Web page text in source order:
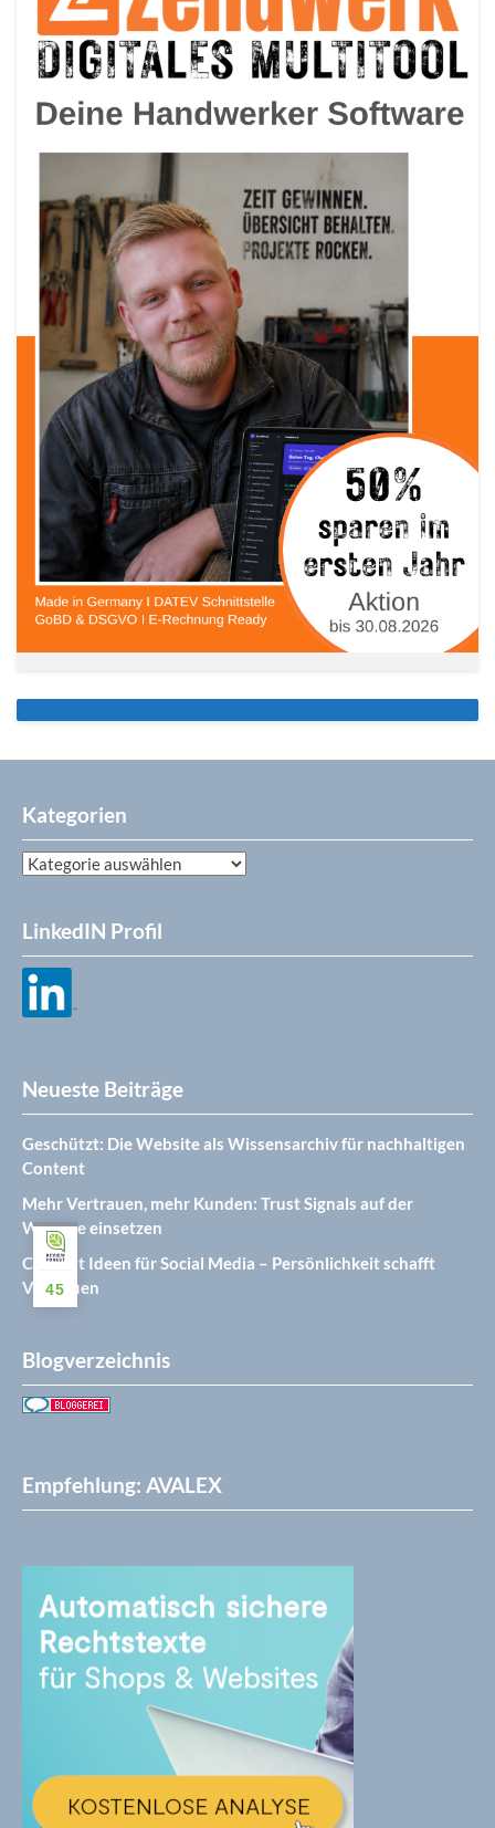
Kategorien
Kategorien
LinkedIN Profil
Neueste Beiträge
Geschützt: Die Website als Wissensarchiv für nachhaltigen
Content
Mehr Vertrauen, mehr Kunden: Trust Signals auf der
Website einsetzen
Content Ideen für Social Media – Persönlichkeit schafft
Vertrauen
Blogverzeichnis
Empfehlung: AVALEX
45